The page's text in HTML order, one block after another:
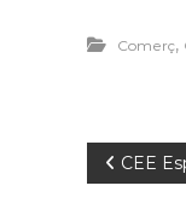
Comerç,
CEE